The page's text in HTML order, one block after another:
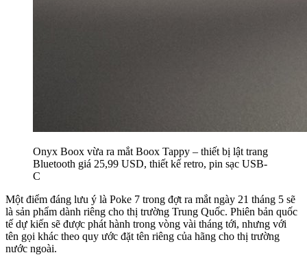
Onyx Boox vừa ra mắt Boox Tappy – thiết bị lật trang
Bluetooth giá 25,99 USD, thiết kế retro, pin sạc USB-
C
Một điểm đáng lưu ý là Poke 7 trong đợt ra mắt ngày 21 tháng 5 sẽ
là sản phẩm dành riêng cho thị trường Trung Quốc. Phiên bản quốc
tế dự kiến sẽ được phát hành trong vòng vài tháng tới, nhưng với
tên gọi khác theo quy ước đặt tên riêng của hãng cho thị trường
nước ngoài.